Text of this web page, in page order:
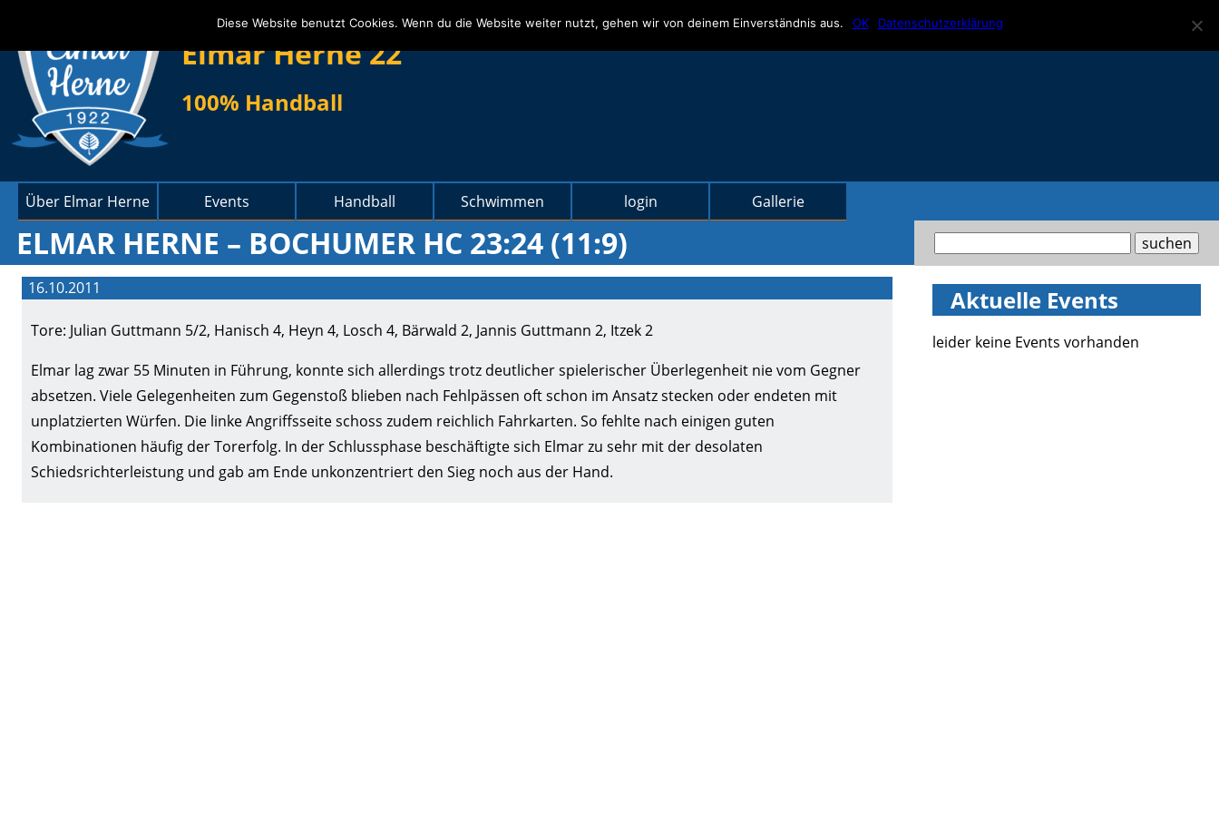
Elmar Herne 22
100% Handball
Über Elmar Herne Events Handball Schwimmen login Gallerie
ELMAR HERNE – BOCHUMER HC 23:24 (11:9)
16.10.2011
Tore: Julian Guttmann 5/2, Hanisch 4, Heyn 4, Losch 4, Bärwald 2, Jannis Guttmann 2, Itzek 2
Elmar lag zwar 55 Minuten in Führung, konnte sich allerdings trotz deutlicher spielerischer Überlegenheit nie vom Gegner
absetzen. Viele Gelegenheiten zum Gegenstoß blieben nach Fehlpässen oft schon im Ansatz stecken oder endeten mit
unplatzierten Würfen. Die linke Angriffsseite schoss zudem reichlich Fahrkarten. So fehlte nach einigen guten
Kombinationen häufig der Torerfolg. In der Schlussphase beschäftigte sich Elmar zu sehr mit der desolaten
Schiedsrichterleistung und gab am Ende unkonzentriert den Sieg noch aus der Hand.
Aktuelle Events
leider keine Events vorhanden
Diese Website benutzt Cookies. Wenn du die Website weiter nutzt, gehen wir von deinem Einverständnis aus. OK Datenschutzerklärung